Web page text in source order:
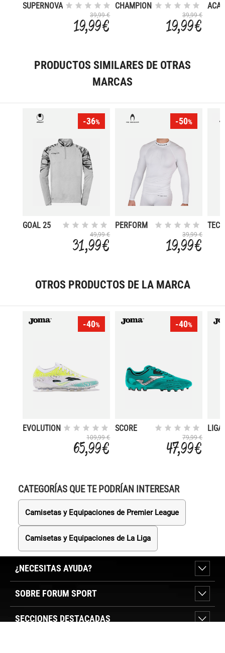
SUPERNOVA
39,99 €
19,99 €
CHAMPION
39,99 €
19,99 €
PRODUCTOS SIMILARES DE OTRAS
MARCAS
-36%
GOAL 25
49,99 €
31,99 €
-50%
PERFORM
39,99 €
19,99 €
OTROS PRODUCTOS DE LA MARCA
-40%
EVOLUTION
109,99 €
65,99 €
-40%
SCORE
79,99 €
47,99 €
LIGA
CATEGORÍAS QUE TE PODRÍAN INTERESAR
Camisetas y Equipaciones de Premier League
Camisetas y Equipaciones de La Liga
¿NECESITAS AYUDA?
SOBRE FORUM SPORT
SECCIONES DESTACADAS